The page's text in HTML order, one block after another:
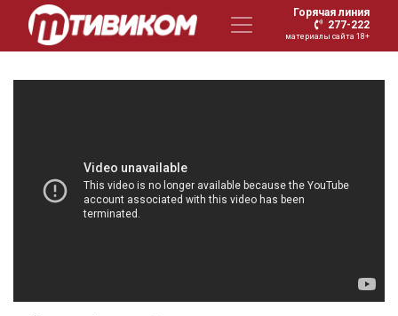
Горячая линия
277-222
материалы сайта 18+